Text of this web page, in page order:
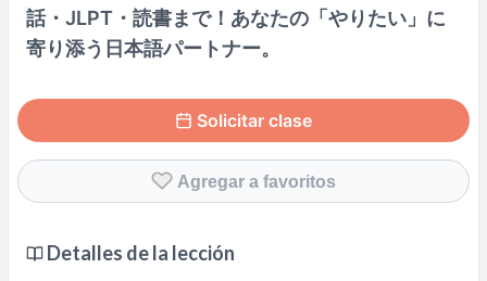
話・JLPT・読書まで！あなたの「やりたい」に
寄り添う日本語パートナー。
Solicitar clase
Agregar a favoritos
Detalles de la lección